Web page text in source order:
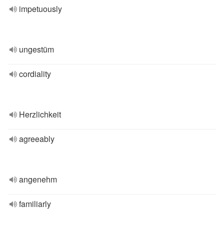
impetuously
ungestüm
cordiality
Herzlichkeit
agreeably
angenehm
familiarly